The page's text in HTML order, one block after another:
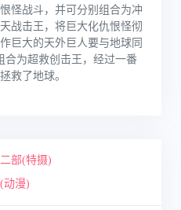
怪战斗，并可分别组合为冲
战击王，将巨大化仇恨怪彻
巨大的天外巨人要与地球同
合为超救创击王，经过一番
救了地球。
部(特摄)
动漫)